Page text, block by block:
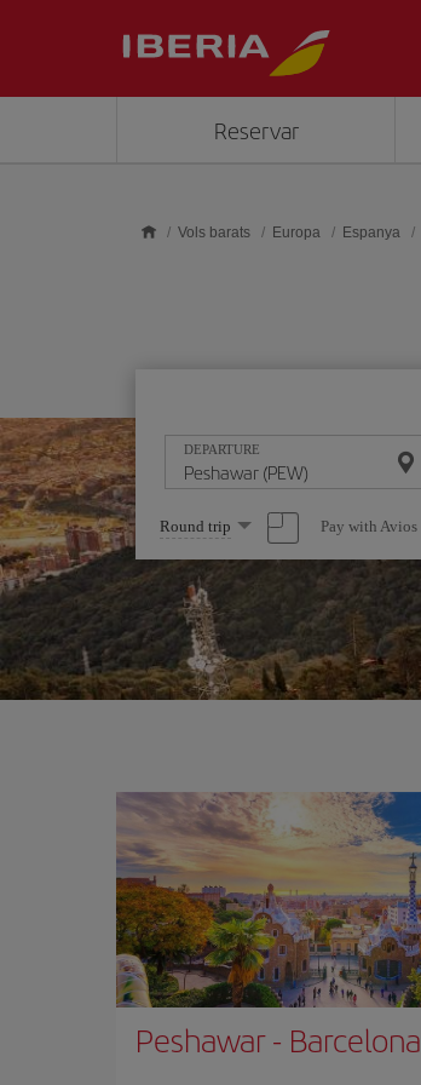
Reservar
Vols barats Europa Espanya
DEPARTURE
Select
one
option
Round trip Pay with Avios
Peshawar- Barcelona